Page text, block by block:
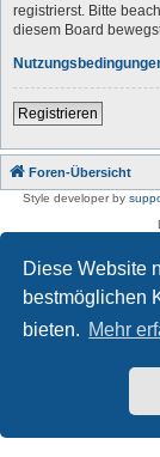
Diese Website
bestmöglichen
bieten. Mehr
registrierst. Bitte
diesem Board
Registrieren
Foren-Übersicht
Style developer by